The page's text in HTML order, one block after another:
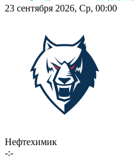
23 сентября 2026, Ср, 00:00
Нефтехимик
-:-